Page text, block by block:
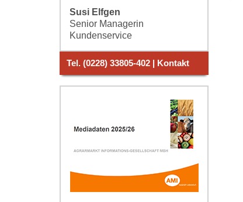
Susi Elfgen
Senior Managerin
Kundenservice
Tel. (0228) 33805-402 | Kontakt